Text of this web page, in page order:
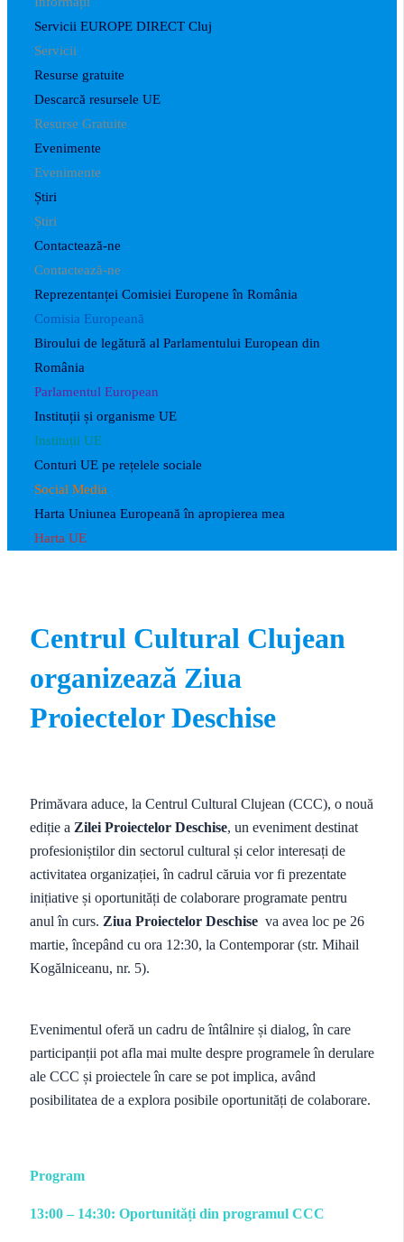
Servicii EUROPE DIRECT Cluj
Servicii
Resurse gratuite
Descarcă resursele UE
Resurse Gratuite
Evenimente
Evenimente
Știri
Știri
Contactează-ne
Contactează-ne
Reprezentanței Comisiei Europene în România
Comisia Europeană
Biroului de legătură al Parlamentului European din
România
Parlamentul European
Instituții și organisme UE
Instituții UE
Conturi UE pe rețelele sociale
Social Media
Harta Uniunea Europeană în apropierea mea
Harta UE
Centrul Cultural Clujean
organizează Ziua
Proiectelor Deschise
Primăvara aduce, la Centrul Cultural Clujean (CCC), o nouă
ediție a Zilei Proiectelor Deschise, un eveniment destinat
profesioniștilor din sectorul cultural și celor interesați de
activitatea organizației, în cadrul căruia vor fi prezentate
inițiative și oportunități de colaborare programate pentru
anul în curs. Ziua Proiectelor Deschiseva avea loc pe 26
martie, începând cu ora 12:30, la Contemporar (str. Mihail
Kogălniceanu, nr. 5).
Evenimentul oferă un cadru de întâlnire și dialog, în care
participanții pot afla mai multe despre programele în derulare
ale CCC și proiectele în care se pot implica, având
posibilitatea de a explora posibile oportunități de colaborare.
Program
13:00 – 14:30: Oportunități din programul CCC